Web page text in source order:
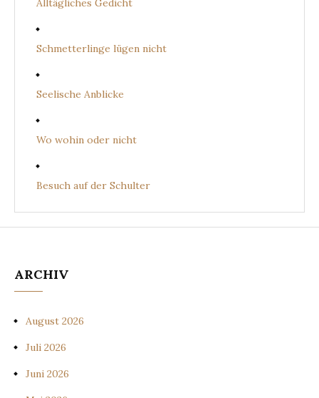
Schmetterlinge lügen nicht
Seelische Anblicke
Wo wohin oder nicht
Besuch auf der Schulter
ARCHIV
August 2026
Juli 2026
Juni 2026